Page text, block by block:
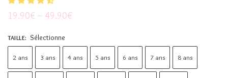
19.90€ – 49.90€
TAILLE: Sélectionne
2 ans 3 ans 4 ans 5 ans 6 ans 7 ans 8 ans